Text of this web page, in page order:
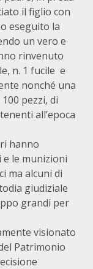
il figlio con
eseguito la
un vero e
rinvenuto
n. 1 fucile e
nonché una
pezzi, di
all’epoca
hanno
le munizioni
ma alcuni di
giudiziale
grandi per
visionato
Patrimonio